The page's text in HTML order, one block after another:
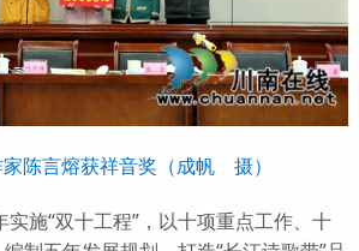
家陈言熔获祥音奖（成帆 摄）
施“双十工程”，以十项重点工作、十